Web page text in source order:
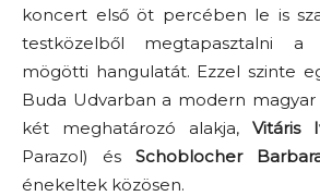
koncert első öt percében le is
testközelből megtapasztalni a
mögötti hangulatát. Ezzel szinte
Buda Udvarban a modern
két meghatározó alakja, Vitáris
Parazol) és Schoblocher
énekeltek közösen.